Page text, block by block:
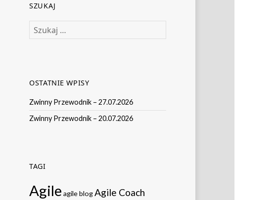
SZUKAJ
OSTATNIE WPISY
Zwinny Przewodnik – 27.07.2026
Zwinny Przewodnik – 20.07.2026
TAGI
Agile agile blogAgile Coach